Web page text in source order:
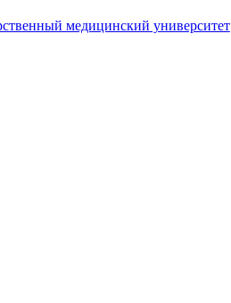
медицинский университет